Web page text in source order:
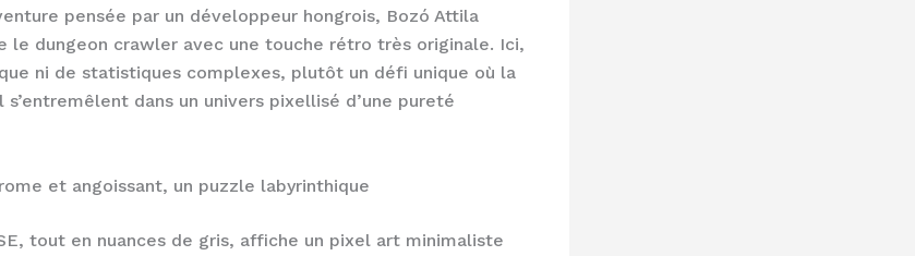
pensée par un développeur hongrois, Bozó Attila
le dungeon crawler avec une touche rétro très originale. Ici,
ni de statistiques complexes, plutôt un défi unique où la
dans un univers pixellisé d’une pureté
et angoissant, un puzzle labyrinthique
tout en nuances de gris, affiche un pixel art minimaliste